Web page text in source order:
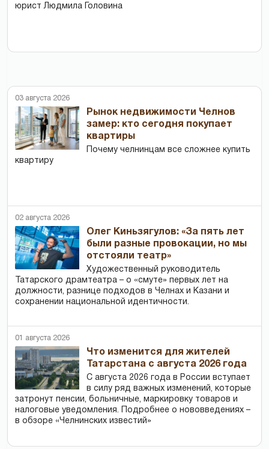
юрист Людмила Головина
03 августа 2026
Рынок недвижимости Челнов
замер: кто сегодня покупает
квартиры
Почему челнинцам все сложнее купить
квартиру
02 августа 2026
Олег Киньзягулов: «За пять лет
были разные провокации, но мы
отстояли театр»
Художественный руководитель
Татарского драмтеатра – о «смуте» первых лет на
должности, разнице подходов в Челнах и Казани и
сохранении национальной идентичности.
01 августа 2026
Что изменится для жителей
Татарстана с августа 2026 года
С августа 2026 года в России вступает
в силу ряд важных изменений, которые
затронут пенсии, больничные, маркировку товаров и
налоговые уведомления. Подробнее о нововведениях –
в обзоре «Челнинских известий»